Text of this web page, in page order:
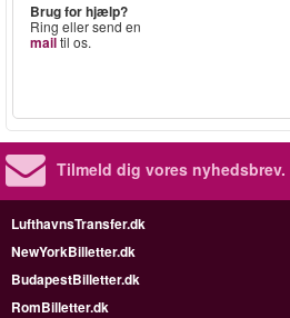
Brug for hjælp?
Ring eller send en
mailtil os.
Tilmeld dig vores nyhedsbrev.
LufthavnsTransfer.dk
NewYorkBilletter.dk
BudapestBilletter.dk
RomBilletter.dk